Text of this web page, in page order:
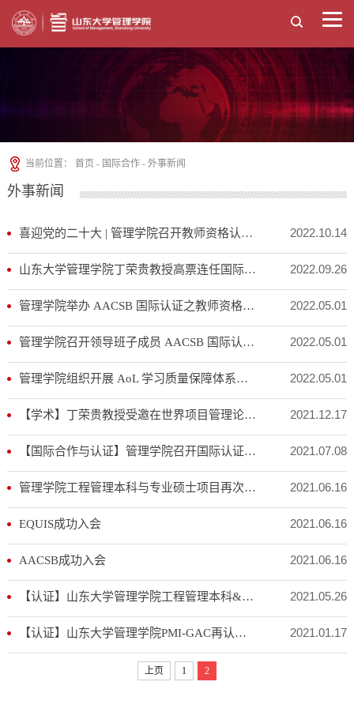
当前位置： 首页 - 国际合作 -外事新闻
外事新闻
2022.10.14
喜迎党的二十大 | 管理学院召开教师资格认定及分类工作会议，进一步推进国际认证工作
2022.09.26
山东大学管理学院丁荣贵教授高票连任国际项目管理协会副主席
2022.05.01
管理学院举办 AACSB 国际认证之教师资格及分类培训会
2022.05.01
管理学院召开领导班子成员 AACSB 国际认证培训会议
2022.05.01
管理学院组织开展 AoL 学习质量保障体系培训
2021.12.17
【学术】丁荣贵教授受邀在世界项目管理论坛做主旨演讲
2021.07.08
【国际合作与认证】管理学院召开国际认证工作推进会
2021.06.16
管理学院工程管理本科与专业硕士项目再次通过PMI-GAC国际认证
2021.06.16
EQUIS成功入会
2021.06.16
AACSB成功入会
2021.05.26
【认证】山东大学管理学院工程管理本科&专业硕士项目再次通过PMI-GAC国际认证
2021.01.17
【认证】山东大学管理学院PMI-GAC再认证圆满完成
上页 1 2